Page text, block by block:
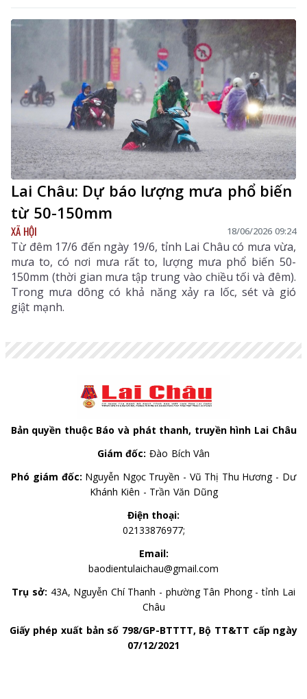
Lai Châu: Dự báo lượng mưa phổ biến
từ 50-150mm
XÃ HỘI 18/06/2026 09:24
Từ đêm 17/6 đến ngày 19/6, tỉnh Lai Châu có mưa vừa,
mưa to, có nơi mưa rất to, lượng mưa phổ biến 50-
150mm (thời gian mưa tập trung vào chiều tối và đêm).
Trong mưa dông có khả năng xảy ra lốc, sét và gió
giật mạnh.
Bản quyền thuộc Báo và phát thanh, truyền hình Lai Châu
Giám đốc: Đào Bích Vân
Phó giám đốc: Nguyễn Ngọc Truyền - Vũ Thị Thu Hương - Dư
Khánh Kiên - Trần Văn Dũng
Điện thoại:
02133876977;
Email:
baodientulaichau@gmail.com
Trụ sở: 43A, Nguyễn Chí Thanh - phường Tân Phong - tỉnh Lai
Châu
Giấy phép xuất bản số 798/GP-BTTTT, Bộ TT&TT cấp ngày
07/12/2021